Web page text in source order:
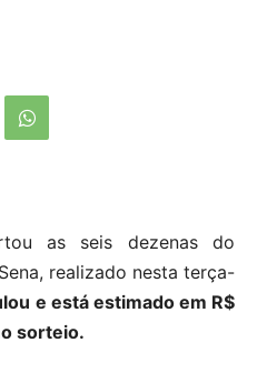
as seis dezenas do
realizado nesta terça-
e está estimado em R$
sorteio.